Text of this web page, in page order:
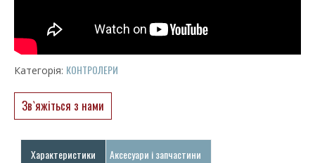
Категорія: КОНТРОЛЕРИ
Зв`яжіться з нами
Характеристики Аксесуари і запчастини